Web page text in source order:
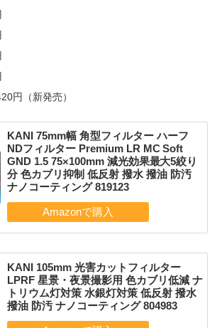
円（新発売）
KANI 75mm幅 角型フィルター ハーフ
NDフィルター Premium LR MC Soft
GND 1.5 75×100mm 減光効果最大5絞り
分 色カブリ抑制 低反射 撥水 撥油 防汚
ナノコーティング 819123
KANI 105mm 光害カットフィルター
LPRF 星景・夜景撮影用 色カブリ低減 ナ
トリウム灯対策 水銀灯対策 低反射 撥水
撥油 防汚 ナノコーティング 804983